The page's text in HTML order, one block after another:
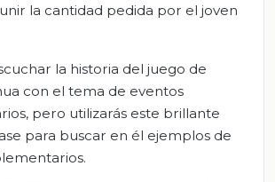
la cantidad pedida por el joven
la historia del juego de
con el tema de eventos
pero utilizarás este brillante
para buscar en él ejemplos de